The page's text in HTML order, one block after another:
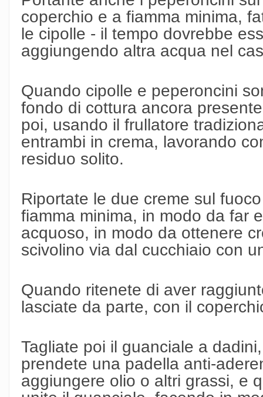
coperchio e a fiamma minima,
le cipolle - il tempo dovrebbe
aggiungendo altra acqua nel
Quando cipolle e peperoncini
fondo di cottura ancora
poi, usando il frullatore
entrambi in crema, lavorando
residuo solito.
Riportate le due creme sul
fiamma minima, in modo da far
acquoso, in modo da ottenere
scivolino via dal cucchiaio con
Quando ritenete di aver
lasciate da parte, con il
Tagliate poi il guanciale a
prendete una padella anti-
aggiungere olio o altri grassi, e